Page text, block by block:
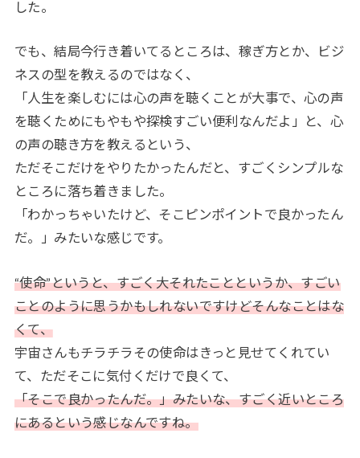
した。
でも、結局今行き着いてるところは、稼ぎ方とか、ビジ
ネスの型を教えるのではなく、
「人生を楽しむには心の声を聴くことが大事で、心の声
を聴くためにもやもや探検すごい便利なんだよ」と、心
の声の聴き方を教えるという、
ただそこだけをやりたかったんだと、すごくシンプルな
ところに落ち着きました。
「わかっちゃいたけど、そこピンポイントで良かったん
だ。」みたいな感じです。
“使命”というと、すごく大それたことというか、すごい
ことのように思うかもしれないですけどそんなことはな
くて、
宇宙さんもチラチラその使命はきっと見せてくれてい
て、ただそこに気付くだけで良くて、
「そこで良かったんだ。」みたいな、すごく近いところ
にあるという感じなんですね。